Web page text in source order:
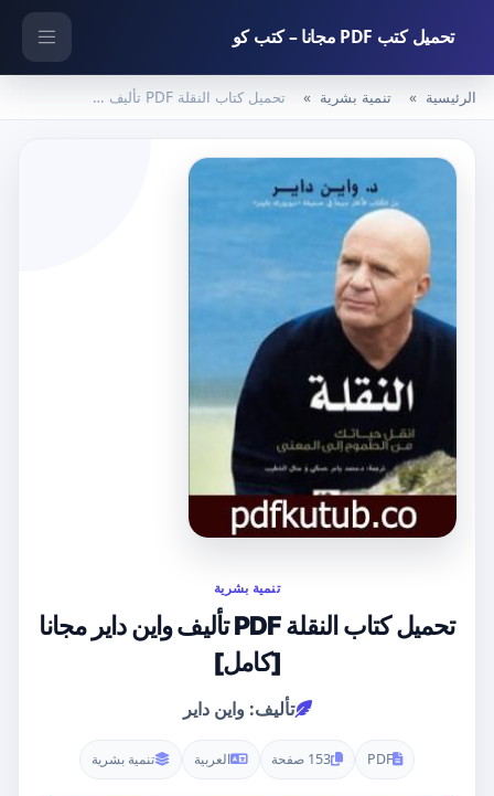
تحميل كتب PDF مجانا – كتب كو
الرئيسية تنمية بشرية تحميل كتاب النقلة PDF تأليف واين داير مجانا [كامل]
تنمية بشرية
تحميل كتاب النقلة PDF تأليف واين داير مجانا
[كامل]
تأليف: واين داير
PDF 153 صفحة العربية تنمية بشرية